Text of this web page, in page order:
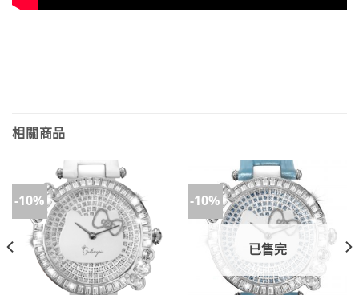
相關商品
-10% -10%
已售完